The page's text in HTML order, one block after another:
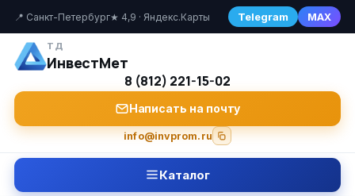
📍 Санкт-Петербург★ 4,9 · Яндекс.Карты Telegram MAX
ТД
ИнвестМет
8 (812) 221-15-02
Написать на почту
info@invprom.ru
Каталог